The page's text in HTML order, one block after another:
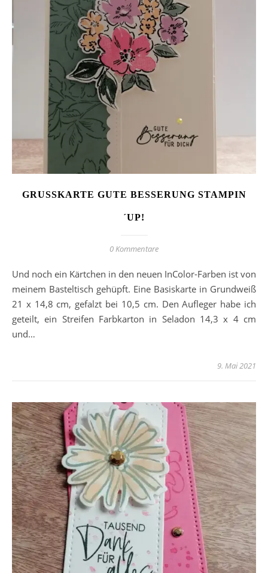
GRUSSKARTE GUTE BESSERUNG STAMPIN´
UP!
0 Kommentare
Und noch ein Kärtchen in den neuen InColor-Farben ist von
meinem Basteltisch gehüpft. Eine Basiskarte in Grundweiß
21 x 14,8 cm, gefalzt bei 10,5 cm. Den Aufleger habe ich
geteilt, ein Streifen Farbkarton in Seladon 14,3 x 4 cm
und…
9. Mai 2021